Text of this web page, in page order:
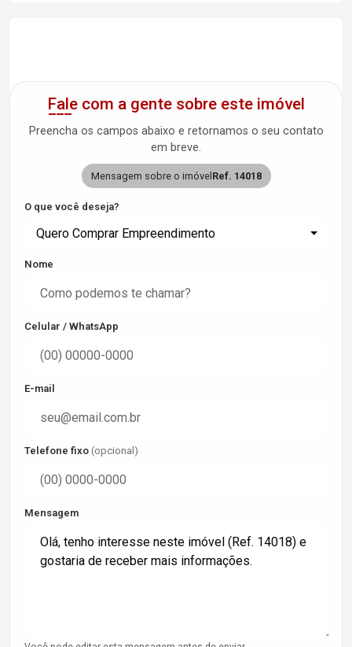
Fale com a gente sobre este imóvel
Preencha os campos abaixo e retornamos o seu contato
em breve.
Mensagem sobre o imóvel Ref. 14018
O que você deseja?
Quero Comprar Empreendimento
Nome
Celular / WhatsApp
E-mail
Telefone fixo (opcional)
Mensagem